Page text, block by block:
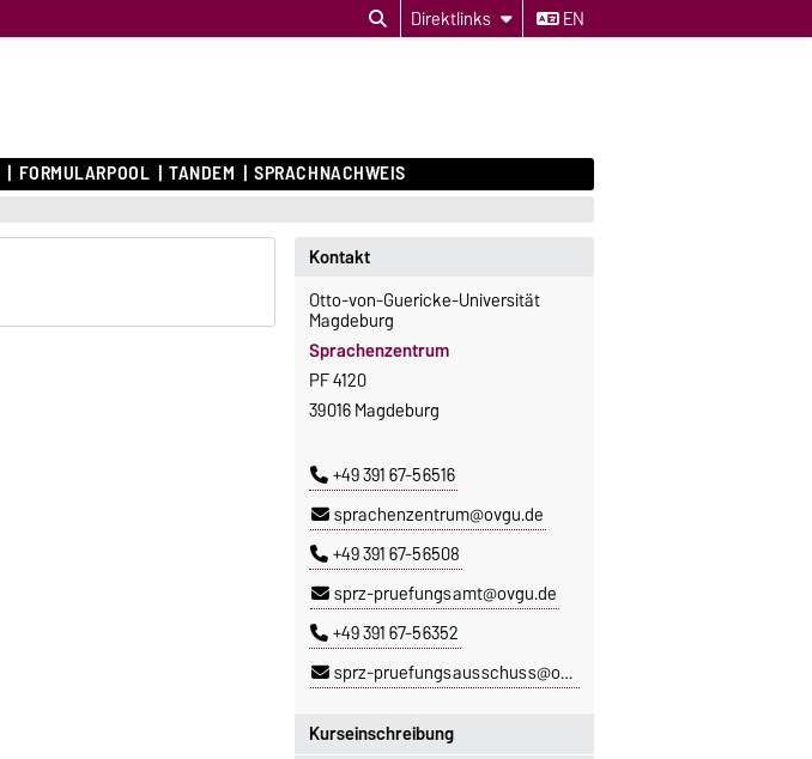
Direktlinks EN
FORMULARPOOL TANDEM SPRACHNACHWEIS
Kurseinschreibung
Kontakt
Otto-von-Guericke-Universität
Magdeburg
Sprachenzentrum
PF 4120
39016 Magdeburg
+49 391 67-56516
sprachenzentrum@ovgu.de
+49 391 67-56508
sprz-pruefungsamt@ovgu.de
+49 391 67-56352
sprz-pruefungsausschuss@ovgu.de